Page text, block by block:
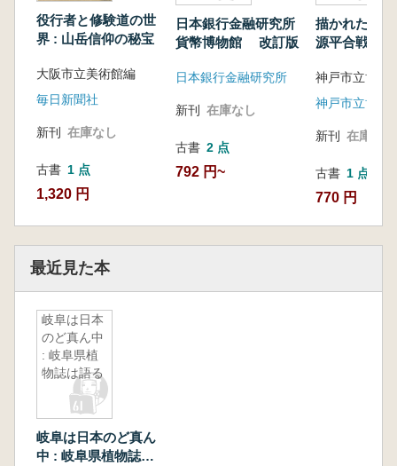
役行者と修験道の世
界 : 山岳信仰の秘宝
大阪市立美術館編
毎日新聞社
新刊 在庫なし
古書 1 点
1,320 円
日本銀行金融研究所
貨幣博物館 改訂版
日本銀行金融研究所
新刊 在庫なし
古書 2 点
792 円~
描かれた神
源平合戦か
神戸市立博
神戸市立博物
新刊 在庫なし
古書 1 点
770 円
最近見た本
岐阜は日本
のど真ん中
: 岐阜県植
物誌は語る
岐阜は日本のど真ん
中 : 岐阜県植物誌は